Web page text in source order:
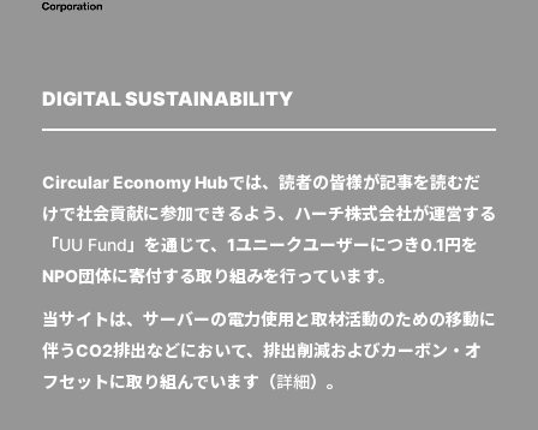
DIGITAL SUSTAINABILITY
Circular Economy Hubでは、読者の皆様が記事を読むだ
けで社会貢献に参加できるよう、ハーチ株式会社が運営する
「UU Fund 」を通じて、1ユニークユーザーにつき0.1円を
NPO団体に寄付する取り組みを行っています。
当サイトは、サーバーの電力使用と取材活動のための移動に
伴うCO2排出などにおいて、排出削減およびカーボン・オ
フセットに取り組んでいます（詳細）。